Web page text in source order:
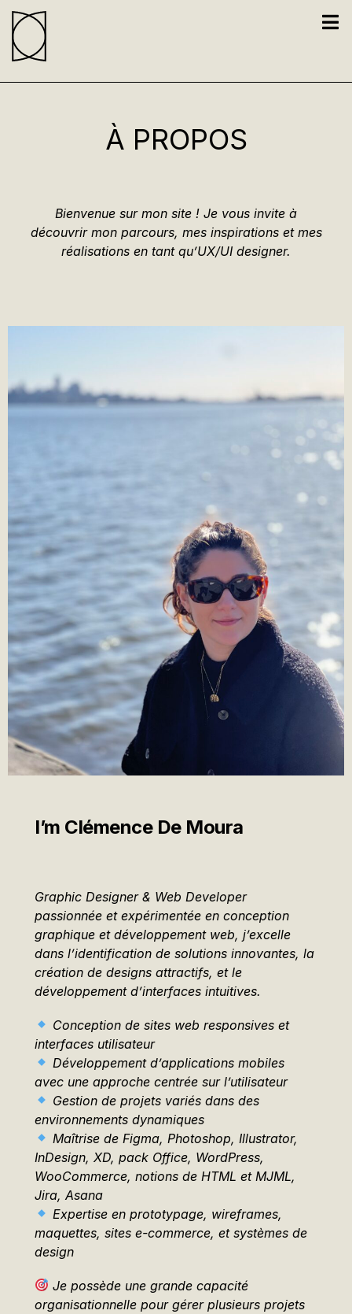
À PROPOS​
Bienvenue sur mon site ! Je vous invite à
découvrir mon parcours, mes inspirations et mes
réalisations en tant qu’UX/UI designer.
I’m Clémence De Moura
Graphic Designer & Web Developer
passionnée et expérimentée en conception
graphique et développement web, j’excelle
dans l’identification de solutions innovantes, la
création de designs attractifs, et le
développement d’interfaces intuitives.
Conception de sites web responsives et
interfaces utilisateur
Développement d’applications mobiles
avec une approche centrée sur l’utilisateur
Gestion de projets variés dans des
environnements dynamiques
Maîtrise de Figma, Photoshop, Illustrator,
InDesign, XD, pack Office, WordPress,
WooCommerce, notions de HTML et MJML,
Jira, Asana
Expertise en prototypage, wireframes,
maquettes, sites e-commerce, et systèmes de
design
Je possède une grande capacité
organisationnelle pour gérer plusieurs projets